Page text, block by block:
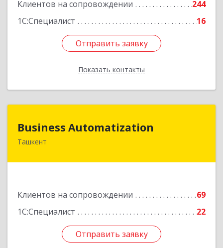
Клиентов на сопровождении
244
1С:Специалист
16
Отправить заявку
Показать контакты
Отправить заявку
Назад
Business Automatization
Ташкент
Клиентов на сопровождении
69
1С:Специалист
22
Отправить заявку
Узбекистан, г. Ташкент, Мирабадский район,
Отправить заявку